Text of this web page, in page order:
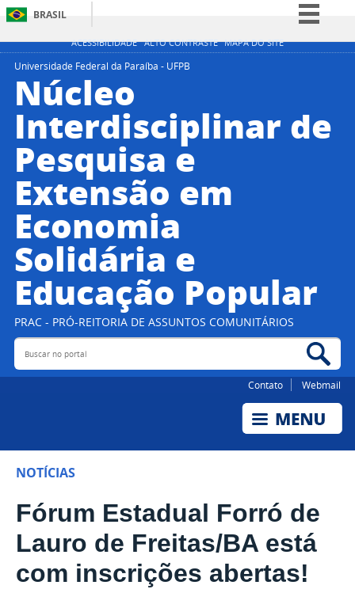
ACESSIBILIDADE ALTO CONTRASTE MAPA DO SITE
BRASIL
Simplifique!
Acesso à informação
Legislação
Universidade Federal da Paraíba - UFPB
Núcleo
Interdisciplinar de
Pesquisa e
Extensão em
Economia
Solidária e
Educação Popular
PRAC - PRÓ-REITORIA DE ASSUNTOS COMUNITÁRIOS
Buscar no portal
Contato Webmail
NOTÍCIAS
Fórum Estadual Forró de
Lauro de Freitas/BA está
com inscrições abertas!